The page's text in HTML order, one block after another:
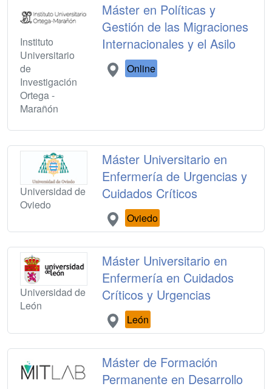
Instituto
Universitario
de
Investigación
Ortega -
Marañón
Máster en Políticas y
Gestión de las Migraciones
Internacionales y el Asilo
Online
Universidad de
Oviedo
Máster Universitario en
Enfermería de Urgencias y
Cuidados Críticos
Oviedo
Universidad de
León
Máster Universitario en
Enfermería en Cuidados
Críticos y Urgencias
León
Máster de Formación
Permanente en Desarrollo